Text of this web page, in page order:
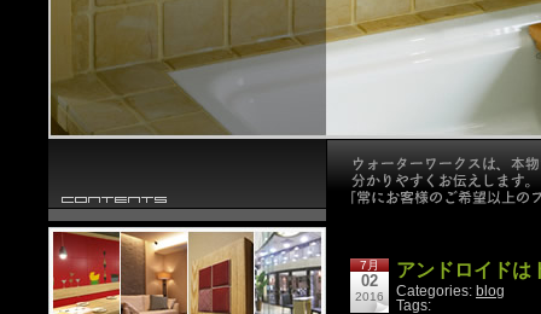
7月
02
2016
アンドロイド
Categories: blog
Tags: